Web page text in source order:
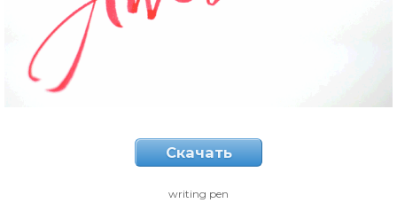
Скачать
writing pen